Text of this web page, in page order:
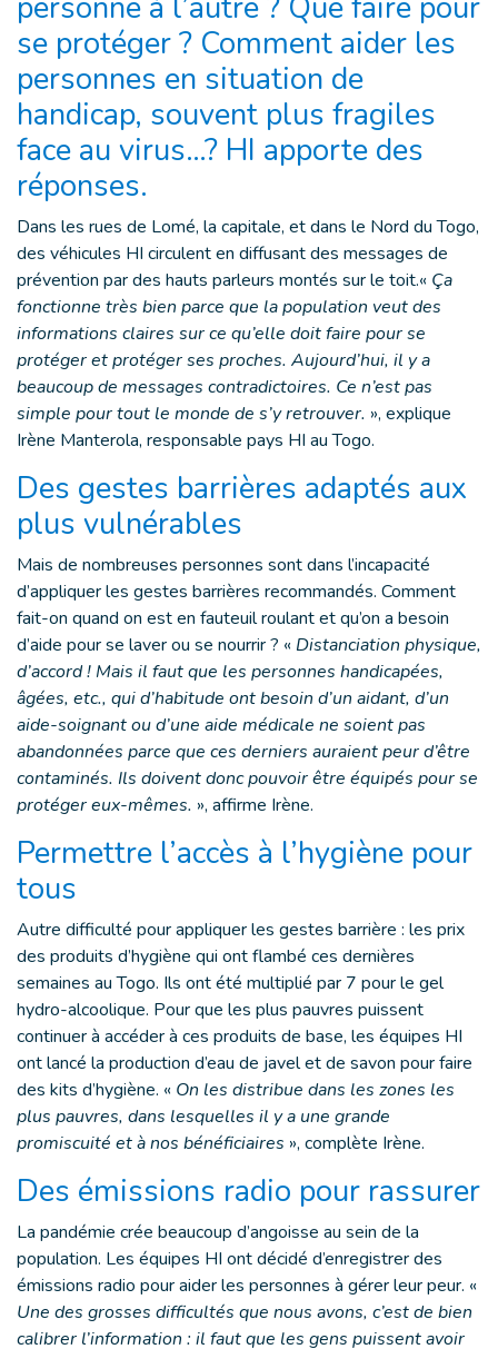
personne à l’autre ? Que faire pour
se protéger ? Comment aider les
personnes en situation de
handicap, souvent plus fragiles
face au virus…? HI apporte des
réponses.
Dans les rues de Lomé, la capitale, et dans le Nord du Togo,
des véhicules HI circulent en diffusant des messages de
prévention par des hauts parleurs montés sur le toit.« Ça
fonctionne très bien parce que la population veut des
informations claires sur ce qu’elle doit faire pour se
protéger et protéger ses proches. Aujourd’hui, il y a
beaucoup de messages contradictoires. Ce n’est pas
simple pour tout le monde de s’y retrouver. », explique
Irène Manterola, responsable pays HI au Togo.
Des gestes barrières adaptés aux
plus vulnérables
Mais de nombreuses personnes sont dans l’incapacité
d’appliquer les gestes barrières recommandés. Comment
fait-on quand on est en fauteuil roulant et qu’on a besoin
d’aide pour se laver ou se nourrir ? « Distanciation physique,
d’accord ! Mais il faut que les personnes handicapées,
âgées, etc., qui d’habitude ont besoin d’un aidant, d’un
aide-soignant ou d’une aide médicale ne soient pas
abandonnées parce que ces derniers auraient peur d’être
contaminés. Ils doivent donc pouvoir être équipés pour se
protéger eux-mêmes. », affirme Irène.
Permettre l’accès à l’hygiène pour
tous
Autre difficulté pour appliquer les gestes barrière : les prix
des produits d’hygiène qui ont flambé ces dernières
semaines au Togo. Ils ont été multiplié par 7 pour le gel
hydro-alcoolique. Pour que les plus pauvres puissent
continuer à accéder à ces produits de base, les équipes HI
ont lancé la production d’eau de javel et de savon pour faire
des kits d’hygiène. « On les distribue dans les zones les
plus pauvres, dans lesquelles il y a une grande
promiscuité et à nos bénéficiaires », complète Irène.
Des émissions radio pour rassurer
La pandémie crée beaucoup d’angoisse au sein de la
population. Les équipes HI ont décidé d’enregistrer des
émissions radio pour aider les personnes à gérer leur peur. «
Une des grosses difficultés que nous avons, c’est de bien
calibrer l’information : il faut que les gens puissent avoir